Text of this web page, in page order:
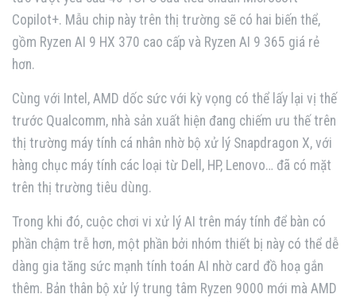
Copilot+. Mẫu chip này trên thị trường sẽ có hai biến thể,
gồm Ryzen AI 9 HX 370 cao cấp và Ryzen AI 9 365 giá rẻ
hơn.
Cùng với Intel, AMD dốc sức với kỳ vọng có thể lấy lại vị thế
trước Qualcomm, nhà sản xuất hiện đang chiếm ưu thế trên
thị trường máy tính cá nhân nhờ bộ xử lý Snapdragon X, với
hàng chục máy tính các loại từ Dell, HP, Lenovo… đã có mặt
trên thị trường tiêu dùng.
Trong khi đó, cuộc chơi vi xử lý AI trên máy tính để bàn có
phần chậm trễ hơn, một phần bởi nhóm thiết bị này có thể dễ
dàng gia tăng sức mạnh tính toán AI nhờ card đồ hoạ gắn
thêm. Bản thân bộ xử lý trung tâm Ryzen 9000 mới mà AMD